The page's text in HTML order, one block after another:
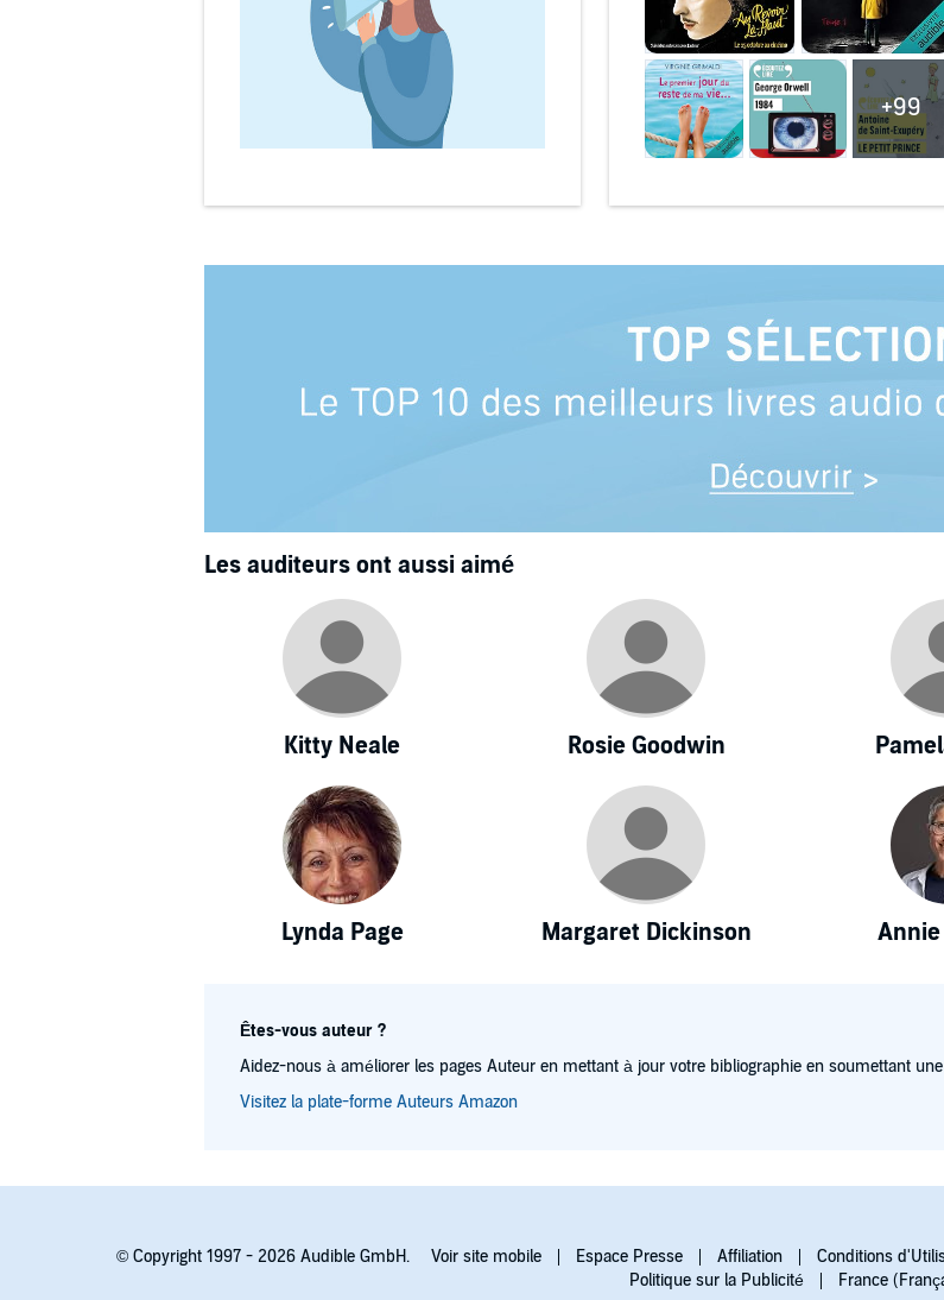
+99
Les auditeurs ont aussi aimé
Kitty Neale Rosie Goodwin
Lynda Page Margaret Dickinson
Êtes-vous auteur ?
Aidez-nous à améliorer les pages Auteur en mettant à jour votre bibliographie en soumettant
Visitez la plate-forme Auteurs Amazon
© Copyright 1997 - 2026 Audible GmbH. Voir site mobile Espace Presse Affiliation Conditions
Politique sur la Publicité
France